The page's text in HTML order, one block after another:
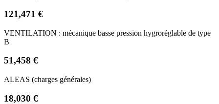
121,471 €
VENTILATION : mécanique basse pression hygroréglable de type
B
51,458 €
ALEAS (charges générales)
18,030 €